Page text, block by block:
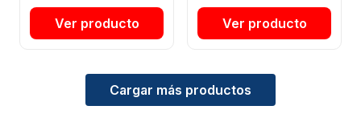
Ver producto Ver producto
Cargar más productos